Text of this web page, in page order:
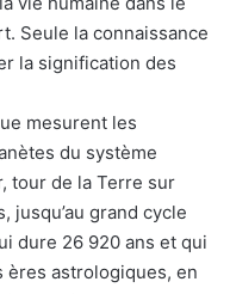
Seule la connaissance
la signification des
mesurent les
du système
tour de la Terre sur
grand cycle
dure 26 920 ans et qui
ères astrologiques, en